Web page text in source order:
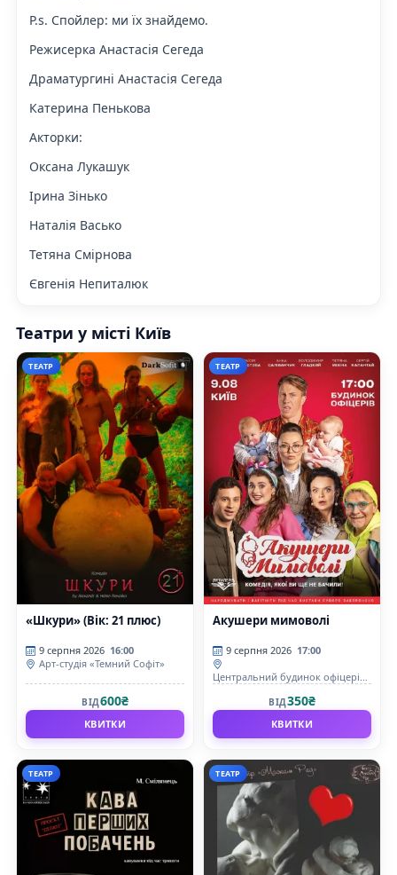
P.s. Спойлер: ми їх знайдемо.
Режисерка Анастасія Сегеда
Драматургині Анастасія Сегеда
Катерина Пенькова
Акторки:
Оксана Лукашук
Ірина Зінько
Наталія Васько
Тетяна Смірнова
Євгенія Непиталюк
Театри у місті Київ
ТЕАТР
«Шкури» (Вік: 21 плюс)
9 серпня 2026 16:00
Арт-студія «Темний Софіт»
ВІД600₴
КВИТКИ
ТЕАТР
Акушери мимоволі
9 серпня 2026 17:00
Центральний будинок офіцерів
ВІД350₴
КВИТКИ
ТЕАТР ТЕАТР